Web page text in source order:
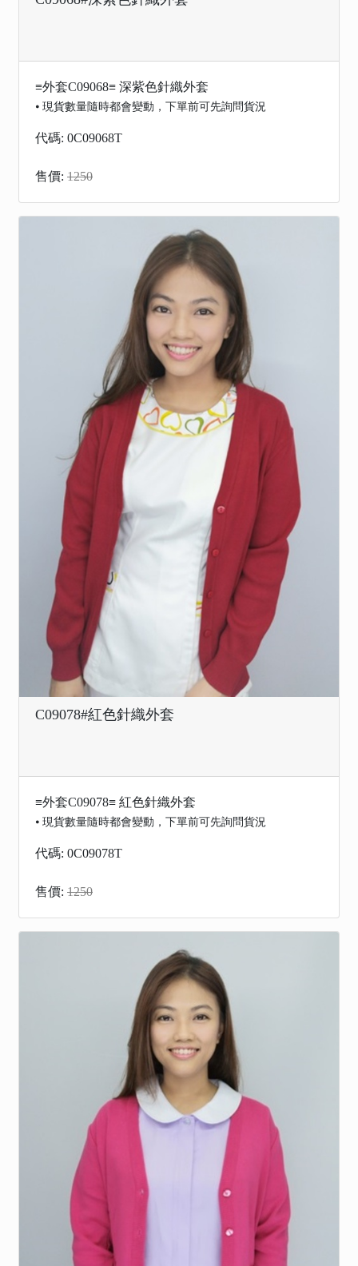
≡外套C09068≡ 深紫色針織外套
⦁ 現貨數量隨時都會變動，下單前可先詢問貨況
代碼: 0C09068T
售價: 1250
C09078#紅色針織外套
≡外套C09078≡ 紅色針織外套
⦁ 現貨數量隨時都會變動，下單前可先詢問貨況
代碼: 0C09078T
售價: 1250